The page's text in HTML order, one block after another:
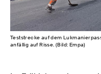
Teststrecke auf dem
anfällig auf Risse. (Bild: Empa)